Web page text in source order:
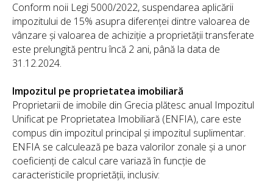
Conform noii Legi 5000/2022, suspendarea aplicării
impozitului de 15% asupra diferenței dintre valoarea de
vânzare și valoarea de achiziție a proprietății transferate
este prelungită pentru încă 2 ani, până la data de
31.12.2024.
Impozitul pe proprietatea imobiliară
Proprietarii de imobile din Grecia plătesc anual Impozitul
Unificat pe Proprietatea Imobiliară (ENFIA), care este
compus din impozitul principal și impozitul suplimentar.
ENFIA se calculează pe baza valorilor zonale și a unor
coeficienți de calcul care variază în funcție de
caracteristicile proprietății, inclusiv: